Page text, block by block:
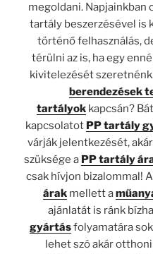
megoldani. Napjainkban
tartály beszerzésével is
történő felhasználás,
térülni az is, ha egy
kivitelezését
berendezések
tartályok kapcsán?
kapcsolatot PP tartály
várják jelentkezését,
szüksége a PP tartály
csak hívjon bizalommal!
árak mellett a
ajánlatát is ránk
gyártásfolyamatára
lehet szó akár